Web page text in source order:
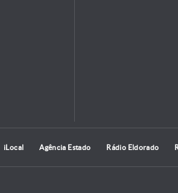
iLocal Agência Estado Rádio Eldorado